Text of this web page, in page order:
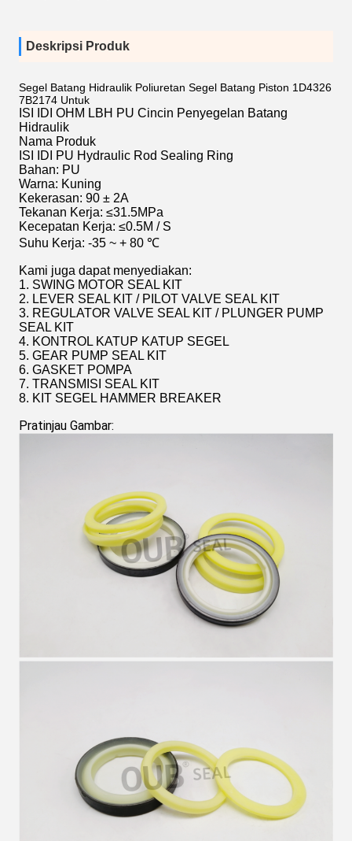
Deskripsi Produk
Segel Batang Hidraulik Poliuretan Segel Batang Piston 1D4326
7B2174 Untuk
ISI IDI OHM LBH PU Cincin Penyegelan Batang
Hidraulik
Nama Produk
ISI IDI PU Hydraulic Rod Sealing Ring
Bahan: PU
Warna: Kuning
Kekerasan: 90 ± 2A
Tekanan Kerja: ≤31.5MPa
Kecepatan Kerja: ≤0.5M / S
Suhu Kerja: -35 ~ + 80 ℃
Kami juga dapat menyediakan:
1. SWING MOTOR SEAL KIT
2. LEVER SEAL KIT / PILOT VALVE SEAL KIT
3. REGULATOR VALVE SEAL KIT / PLUNGER PUMP
SEAL KIT
4. KONTROL KATUP KATUP SEGEL
5. GEAR PUMP SEAL KIT
6. GASKET POMPA
7. TRANSMISI SEAL KIT
8. KIT SEGEL HAMMER BREAKER
Pratinjau Gambar: